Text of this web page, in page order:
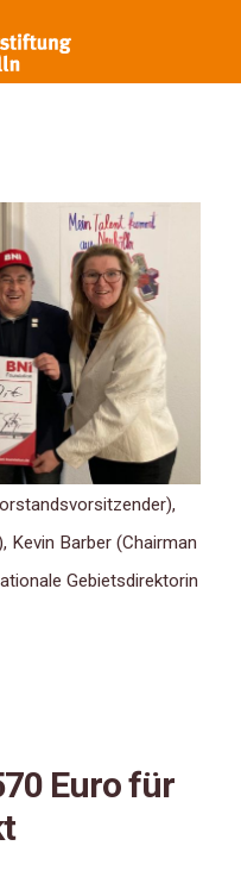
Kevin Barber (Chairman
Gebietsdirektorin
Euro für